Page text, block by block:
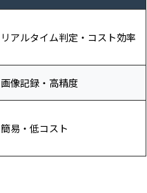
リアルタイム判定・コスト効率
画像記録・高精度
簡易・低コスト